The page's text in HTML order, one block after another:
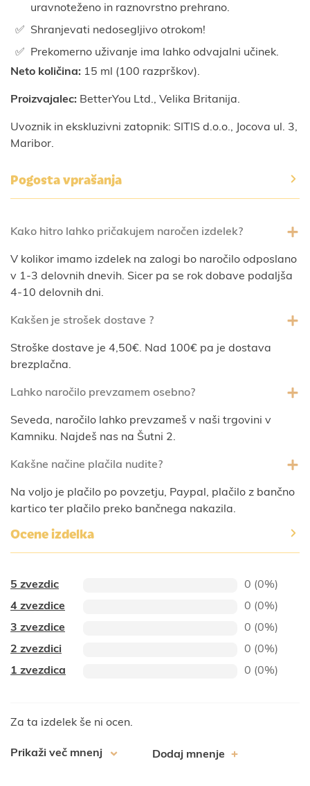
uravnoteženo in raznovrstno prehrano.
Shranjevati nedosegljivo otrokom!
Prekomerno uživanje ima lahko odvajalni učinek.
Neto količina: 15 ml (100 razprškov).
Proizvajalec: BetterYou Ltd., Velika Britanija.
Uvoznik in ekskluzivni zatopnik: SITIS d.o.o., Jocova ul. 3,
Maribor.
Pogosta vprašanja
Kako hitro lahko pričakujem naročen izdelek?
V kolikor imamo izdelek na zalogi bo naročilo odposlano
v 1-3 delovnih dnevih. Sicer pa se rok dobave podaljša
4-10 delovnih dni.
Kakšen je strošek dostave ?
Stroške dostave je 4,50€. Nad 100€ pa je dostava
brezplačna.
Lahko naročilo prevzamem osebno?
Seveda, naročilo lahko prevzameš v naši trgovini v
Kamniku. Najdeš nas na Šutni 2.
Kakšne načine plačila nudite?
Na voljo je plačilo po povzetju, Paypal, plačilo z bančno
kartico ter plačilo preko bančnega nakazila.
Ocene izdelka
5 zvezdic
0 (0%)
4 zvezdice
0 (0%)
3 zvezdice
0 (0%)
2 zvezdici
0 (0%)
1 zvezdica
0 (0%)
Za ta izdelek še ni ocen.
Prikaži več mnenj Dodaj mnenje